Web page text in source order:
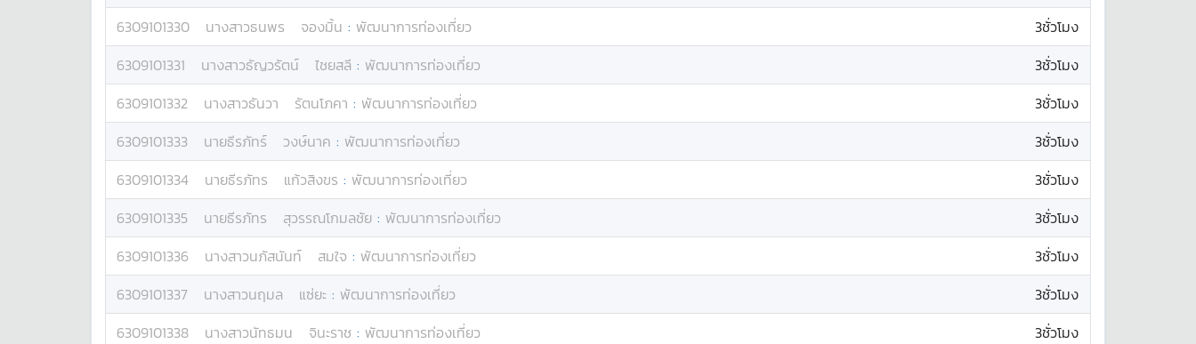
6309101330
นางสาวธนพร จองมิ้น : พัฒนาการท่องเที่ยว
3ชั่วโมง
6309101331
นางสาวธัญวรัตน์ ไชยสลี : พัฒนาการท่องเที่ยว
3ชั่วโมง
6309101332
นางสาวธันวา รัตนโภคา : พัฒนาการท่องเที่ยว
3ชั่วโมง
6309101333
นายธีรภัทร์ วงษ์นาค : พัฒนาการท่องเที่ยว
3ชั่วโมง
6309101334
นายธีรภัทร แก้วสิงขร : พัฒนาการท่องเที่ยว
3ชั่วโมง
6309101335
นายธีรภัทร สุวรรณโกมลชัย : พัฒนาการท่องเที่ยว
3ชั่วโมง
6309101336
นางสาวนภัสนันท์ สมใจ : พัฒนาการท่องเที่ยว
3ชั่วโมง
6309101337
นางสาวนฤมล แซ่ยะ : พัฒนาการท่องเที่ยว
3ชั่วโมง
6309101338
นางสาวนัทธมน จินะราช : พัฒนาการท่องเที่ยว
3ชั่วโมง